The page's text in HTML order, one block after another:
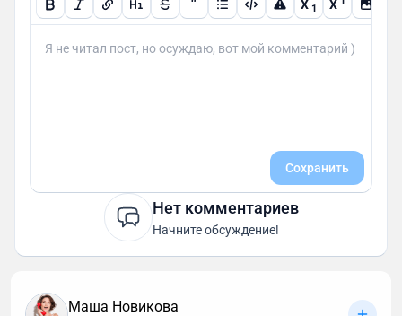
" X 1 X
Сохранить
Нет комментариев
Начните обсуждение!
Маша Новикова